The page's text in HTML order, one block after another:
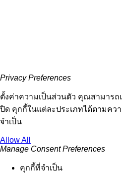
Privacy Preferences
ตั้งค่าความเป็นส่วนตัว คุณสามารถ
ปิด คุกกี้ในแต่ละประเภทได้ตามคว
จำเป็น
Allow All
Manage Consent Preferences
คุกกี้ที่จำเป็น